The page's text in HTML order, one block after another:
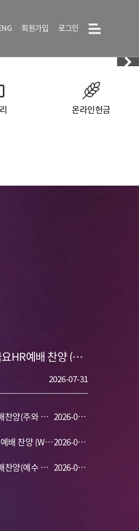
회원가입 로그인
온라인헌금
HR예배 찬양 (주
역전되리라,주님만
2026-07-31
찬양(주와 같
지 않는,나의
2026-07-
26
배 찬양 (Way
의 임재 앞에
2026-07-
24
찬양(예수 열 2026-07-